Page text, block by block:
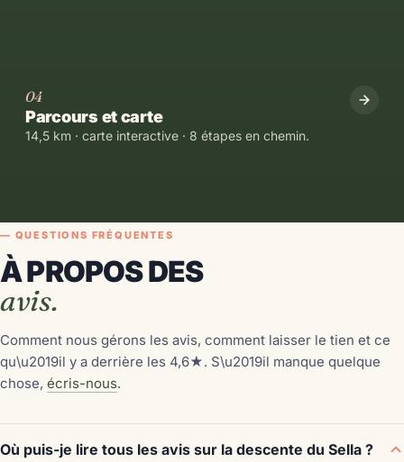
04
Parcours et carte
14,5 km · carte interactive · 8 étapes en chemin.
— QUESTIONS FRÉQUENTES
À PROPOS DES
avis.
Comment nous gérons les avis, comment laisser le tien et ce
qu\u2019il y a derrière les 4,6★. S\u2019il manque quelque
chose, écris-nous.
Où puis-je lire tous les avis sur la descente du Sella ?